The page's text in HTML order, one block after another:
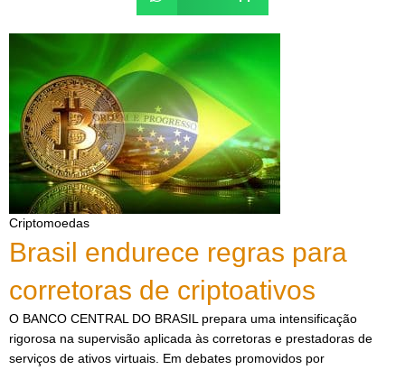
Criptomoedas
Brasil endurece regras para
corretoras de criptoativos
O BANCO CENTRAL DO BRASIL prepara uma intensificação
rigorosa na supervisão aplicada às corretoras e prestadoras de
serviços de ativos virtuais. Em debates promovidos por